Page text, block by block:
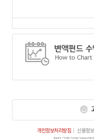
개인정보처리방침 신용정